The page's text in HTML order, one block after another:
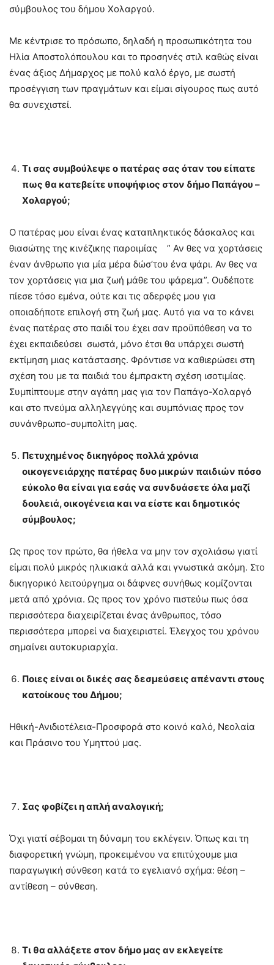
σύμβουλος του δήμου Χολαργού.
Με κέντρισε το πρόσωπο, δηλαδή η προσωπικότητα του
Ηλία Αποστολόπουλου και το προσηνές στιλ καθώς είναι
ένας άξιος Δήμαρχος με πολύ καλό έργο, με σωστή
προσέγγιση των πραγμάτων και είμαι σίγουρος πως αυτό
θα συνεχιστεί.
Τι σας συμβούλεψε ο πατέρας σας όταν του είπατε
πως θα κατεβείτε υποψήφιος στον δήμο Παπάγου –
Χολαργού;
Ο πατέρας μου είναι ένας καταπληκτικός δάσκαλος και
θιασώτης της κινέζικης παροιμίας ” Αν θες να χορτάσεις
έναν άνθρωπο για μία μέρα δώσ’του ένα ψάρι. Αν θες να
τον χορτάσεις για μια ζωή μάθε του ψάρεμα”. Ουδέποτε
πίεσε τόσο εμένα, ούτε και τις αδερφές μου για
οποιαδήποτε επιλογή στη ζωή μας. Αυτό για να το κάνει
ένας πατέρας στο παιδί του έχει σαν προϋπόθεση να το
έχει εκπαιδεύσει σωστά, μόνο έτσι θα υπάρχει σωστή
εκτίμηση μιας κατάστασης. Φρόντισε να καθιερώσει στη
σχέση του με τα παιδιά του έμπρακτη σχέση ισοτιμίας.
Συμπίπτουμε στην αγάπη μας για τον Παπάγο-Χολαργό
και στο πνεύμα αλληλεγγύης και συμπόνιας προς τον
συνάνθρωπο-συμπολίτη μας.
Πετυχημένος δικηγόρος πολλά χρόνια
οικογενειάρχης πατέρας δυο μικρών παιδιών πόσο
εύκολο θα είναι για εσάς να συνδυάσετε όλα μαζί
δουλειά, οικογένεια και να είστε και δημοτικός
σύμβουλος;
Ως προς τον πρώτο, θα ήθελα να μην τον σχολιάσω γιατί
είμαι πολύ μικρός ηλικιακά αλλά και γνωστικά ακόμη. Στο
δικηγορικό λειτούργημα οι δάφνες συνήθως κομίζονται
μετά από χρόνια. Ως προς τον χρόνο πιστεύω πως όσα
περισσότερα διαχειρίζεται ένας άνθρωπος, τόσο
περισσότερα μπορεί να διαχειριστεί. Έλεγχος του χρόνου
σημαίνει αυτοκυριαρχία.
Ποιες είναι οι δικές σας δεσμεύσεις απέναντι στους
κατοίκους του Δήμου;
Ηθική-Ανιδιοτέλεια-Προσφορά στο κοινό καλό, Νεολαία
και Πράσινο του Υμηττού μας.
Σας φοβίζει η απλή αναλογική;
Όχι γιατί σέβομαι τη δύναμη του εκλέγειν. Όπως και τη
διαφορετική γνώμη, προκειμένου να επιτύχουμε μια
παραγωγική σύνθεση κατά το εγελιανό σχήμα: θέση –
αντίθεση – σύνθεση.
Τι θα αλλάξετε στον δήμο μας αν εκλεγείτε